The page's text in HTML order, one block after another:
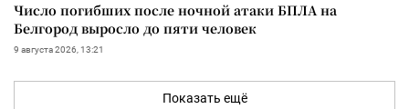
Число погибших после ночной атаки БПЛА на
Белгород выросло до пяти человек
9 августа 2026, 13:21
Показать ещё